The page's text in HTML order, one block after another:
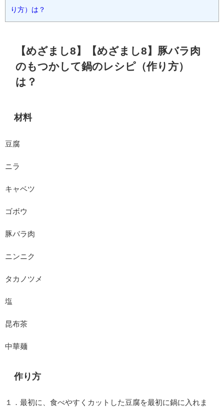
り方）は？
【めざまし8】【めざまし8】豚バラ肉
のもつかして鍋のレシピ（作り方）
は？
材料
豆腐
ニラ
キャベツ
ゴボウ
豚バラ肉
ニンニク
タカノツメ
塩
昆布茶
中華麺
作り方
１．最初に、食べやすくカットした豆腐を最初に鍋に入れま